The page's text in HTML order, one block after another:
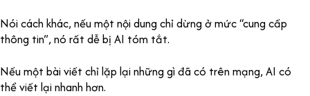
Nói cách khác, nếu một nội dung chỉ dừng ở mức “cung cấp
thông tin”, nó rất dễ bị AI tóm tắt.
Nếu một bài viết chỉ lặp lại những gì đã có trên mạng, AI có
thể viết lại nhanh hơn.